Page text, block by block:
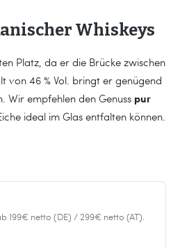
Whiskeys
Platz, da er die Brücke zwischen
von 46 % Vol. bringt er genügend
Wir empfehlen den Genuss pur
ideal im Glas entfalten können.
199€ netto (DE) / 299€ netto (AT).